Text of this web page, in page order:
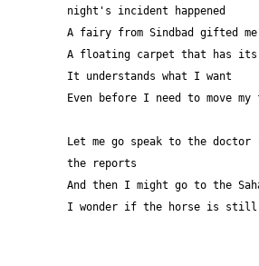
night's incident happened
A fairy from Sindbad gifted me
A floating carpet that has
It understands what I want
Even before I need to move
Let me go speak to the doctor
the reports
And then I might go to the
I wonder if the horse is